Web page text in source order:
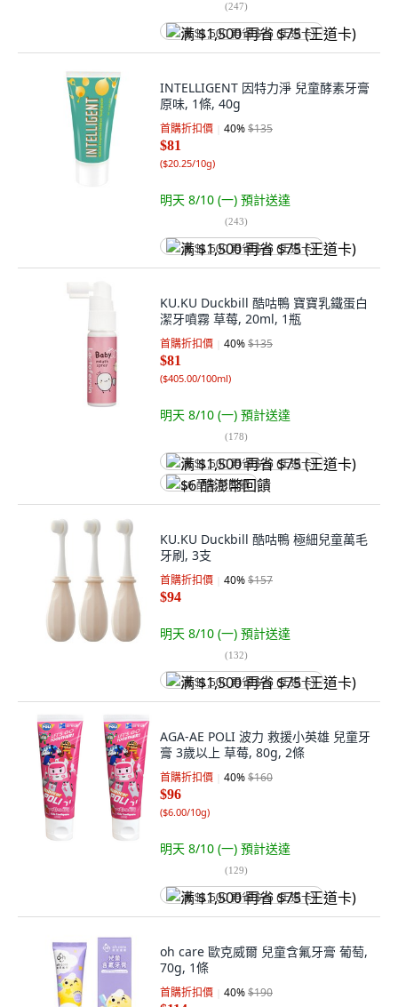
(247)
满 $1,500 再省 $75 (王道卡)
INTELLIGENT 因特力淨 兒童酵素牙膏
原味, 1條, 40g
首購折扣價 40%$135
$81
($20.25/10g)
明天 8/10 (一) 預計送達
(243)
满 $1,500 再省 $75 (王道卡)
KU.KU Duckbill 酷咕鴨 寶寶乳鐵蛋白
潔牙噴霧 草莓, 20ml, 1瓶
首購折扣價 40%$135
$81
($405.00/100ml)
明天 8/10 (一) 預計送達
(178)
满 $1,500 再省 $75 (王道卡)
$6 酷澎幣回饋
KU.KU Duckbill 酷咕鴨 極細兒童萬毛
牙刷, 3支
首購折扣價 40%$157
$94
明天 8/10 (一) 預計送達
(132)
满 $1,500 再省 $75 (王道卡)
AGA-AE POLI 波力 救援小英雄 兒童牙
膏 3歲以上 草莓, 80g, 2條
首購折扣價 40%$160
$96
($6.00/10g)
明天 8/10 (一) 預計送達
(129)
满 $1,500 再省 $75 (王道卡)
oh care 歐克威爾 兒童含氟牙膏 葡萄,
70g, 1條
首購折扣價 40%$190